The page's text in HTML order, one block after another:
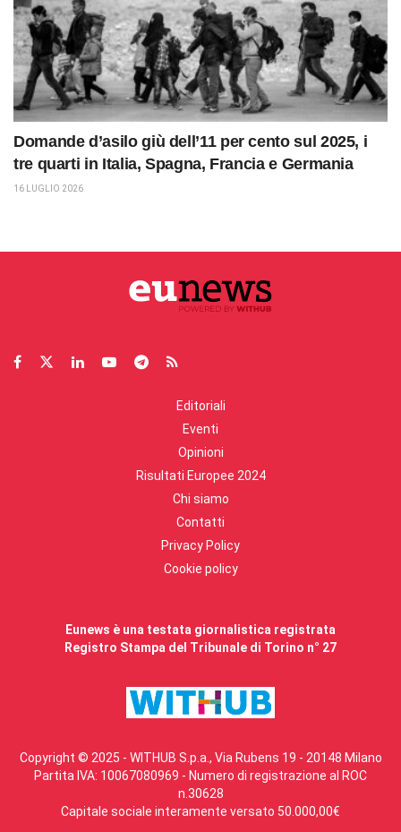
Domande d’asilo giù dell’11 per cento sul 2025, i
tre quarti in Italia, Spagna, Francia e Germania
16 LUGLIO 2026
Editoriali
Eventi
Opinioni
Risultati Europee 2024
Chi siamo
Contatti
Privacy Policy
Cookie policy
Eunews è una testata giornalistica registrata
Registro Stampa del Tribunale di Torino n° 27
Copyright © 2025 - WITHUB S.p.a., Via Rubens 19 - 20148 Milano
Partita IVA: 10067080969 - Numero di registrazione al ROC
n.30628
Capitale sociale interamente versato 50.000,00€